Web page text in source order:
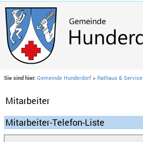
Sie sind hier: Gemeinde Hunderdorf > Rathaus & Service
Mitarbeiter
Mitarbeiter-Telefon-Liste